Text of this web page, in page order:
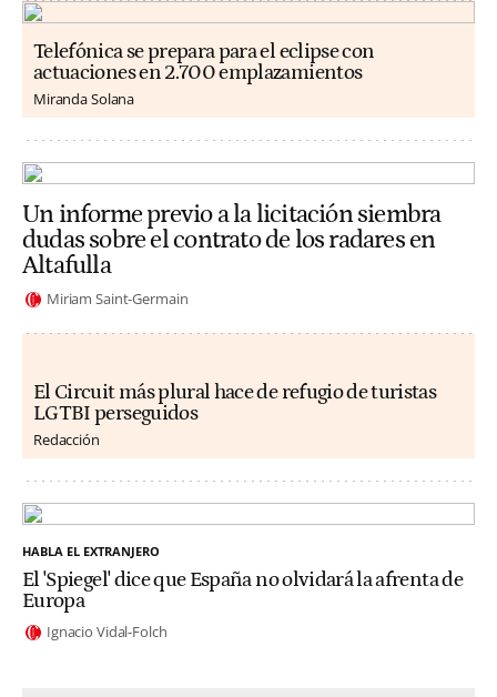
Telefónica se prepara para el eclipse con
actuaciones en 2.700 emplazamientos
Miranda Solana
Un informe previo a la licitación siembra
dudas sobre el contrato de los radares en
Altafulla
Miriam Saint-Germain
El Circuit más plural hace de refugio de turistas
LGTBI perseguidos
Redacción
HABLA EL EXTRANJERO
El 'Spiegel' dice que España no olvidará la afrenta de
Europa
Ignacio Vidal-Folch